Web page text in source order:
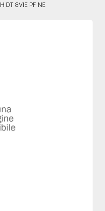
DT 8VIE PF NE